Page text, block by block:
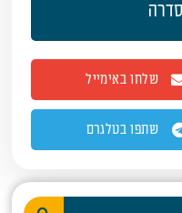
שלחו באימייל
שתפו בטלגרם